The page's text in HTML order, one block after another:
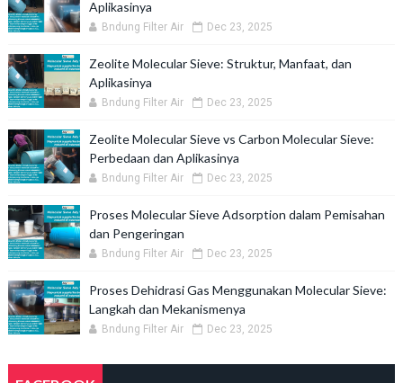
Aplikasinya
Bndung Filter Air Dec 23, 2025
Zeolite Molecular Sieve: Struktur, Manfaat, dan
Aplikasinya
Bndung Filter Air Dec 23, 2025
Zeolite Molecular Sieve vs Carbon Molecular Sieve:
Perbedaan dan Aplikasinya
Bndung Filter Air Dec 23, 2025
Proses Molecular Sieve Adsorption dalam Pemisahan
dan Pengeringan
Bndung Filter Air Dec 23, 2025
Proses Dehidrasi Gas Menggunakan Molecular Sieve:
Langkah dan Mekanismenya
Bndung Filter Air Dec 23, 2025